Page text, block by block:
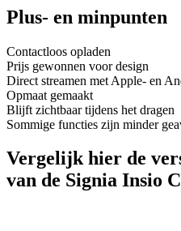
Plus- en minpunten
Contactloos opladen
Prijs gewonnen voor design
Direct streamen met Apple- en
Opmaat gemaakt
Blijft zichtbaar tijdens het dragen
Sommige functies zijn minder
Vergelijk hier de
van de Signia Insio